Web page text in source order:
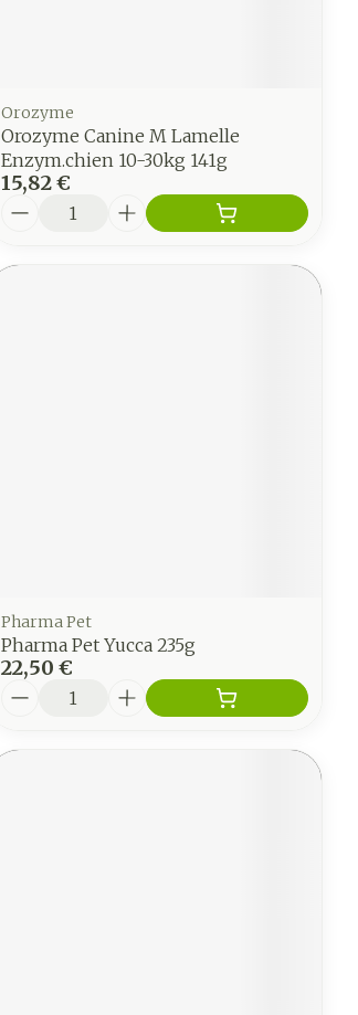
Orozyme
Orozyme Canine M Lamelle
Enzym.chien 10-30kg 141g
15,82 €
Quantité
Pharma Pet
Pharma Pet Yucca 235g
22,50 €
Quantité